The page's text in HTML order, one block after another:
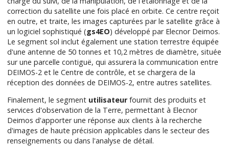
correction du satellite une fois placé en orbite. Ce centre reçoit
en outre, et traite, les images capturées par le satellite grâce à
un logiciel sophistiqué (gs4EO) développé par Elecnor Deimos.
Le segment sol inclut également une station terrestre équipée
d'une antenne de 50 tonnes et 10,2 mètres de diamètre, située
sur une parcelle contiguë, qui assurera la communication entre
DEIMOS-2 et le Centre de contrôle, et se chargera de la
réception des données de DEIMOS-2, entre autres satellites.
Finalement, le segment utilisateurfournit des produits et
services d'observation de la Terre, permettant à Elecnor
Deimos d'apporter une réponse aux clients à la recherche
d'images de haute précision applicables dans le secteur des
renseignements ou dans l'analyse de détail.